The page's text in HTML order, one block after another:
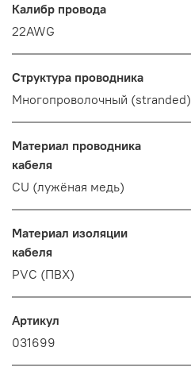
Калибр провода
22AWG
Структура проводника
Многопроволочный (stranded)
Материал проводника
кабеля
CU (лужёная медь)
Материал изоляции
кабеля
PVC (ПВХ)
Артикул
031699